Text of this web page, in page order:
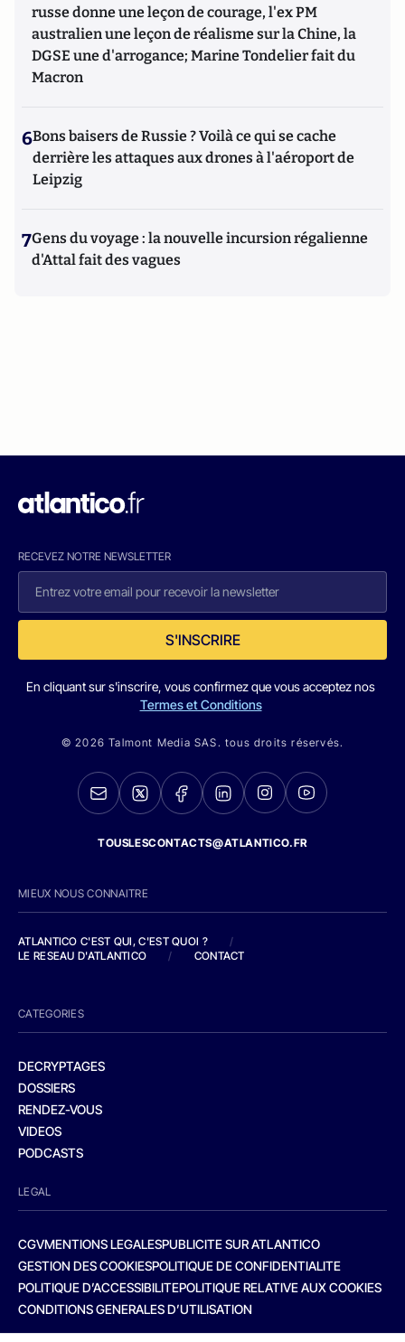
russe donne une leçon de courage, l'ex PM
australien une leçon de réalisme sur la Chine, la
DGSE une d'arrogance; Marine Tondelier fait du
Macron
6Bons baisers de Russie ? Voilà ce qui se cache
derrière les attaques aux drones à l'aéroport de
Leipzig
7Gens du voyage : la nouvelle incursion régalienne
d'Attal fait des vagues
RECEVEZ NOTRE NEWSLETTER
S'INSCRIRE
En cliquant sur s'inscrire, vous confirmez que vous acceptez nos
Termes et Conditions
© 2026 Talmont Media SAS. tous droits réservés.
TOUSLESCONTACTS@ATLANTICO.FR
MIEUX NOUS CONNAITRE
ATLANTICO C'EST QUI, C'EST QUOI ?
/
LE RESEAU D'ATLANTICO
/ CONTACT
CATEGORIES
DECRYPTAGES
DOSSIERS
RENDEZ-VOUS
VIDEOS
PODCASTS
LEGAL
CGVMENTIONS LEGALESPUBLICITE SUR ATLANTICO
GESTION DES COOKIESPOLITIQUE DE CONFIDENTIALITE
POLITIQUE D’ACCESSIBILITEPOLITIQUE RELATIVE AUX COOKIES
CONDITIONS GENERALES D’UTILISATION